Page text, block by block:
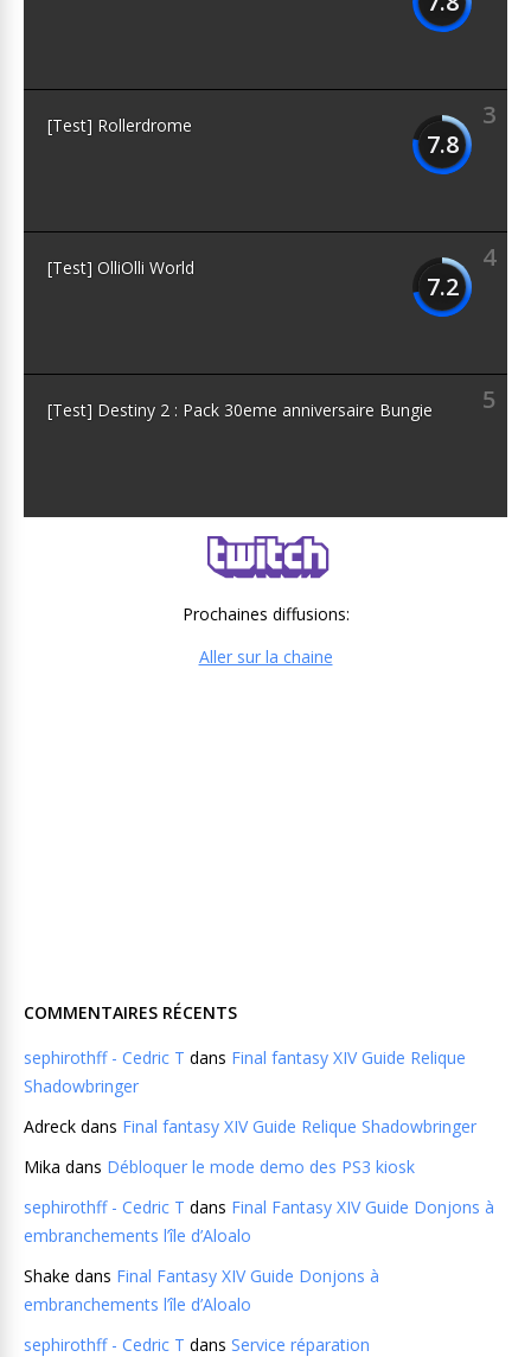
3
7.8
[Test] Rollerdrome
4
7.2
[Test] OlliOlli World
5
[Test] Destiny 2 : Pack 30eme anniversaire Bungie
Prochaines diffusions:
Aller sur la chaine
COMMENTAIRES RÉCENTS
sephirothff - Cedric T dans Final fantasy XIV Guide Relique
Shadowbringer
Adreck dans Final fantasy XIV Guide Relique Shadowbringer
Mika dans Débloquer le mode demo des PS3 kiosk
sephirothff - Cedric T dans Final Fantasy XIV Guide Donjons à
embranchements l’île d’Aloalo
Shake dans Final Fantasy XIV Guide Donjons à
embranchements l’île d’Aloalo
sephirothff - Cedric T dans Service réparation